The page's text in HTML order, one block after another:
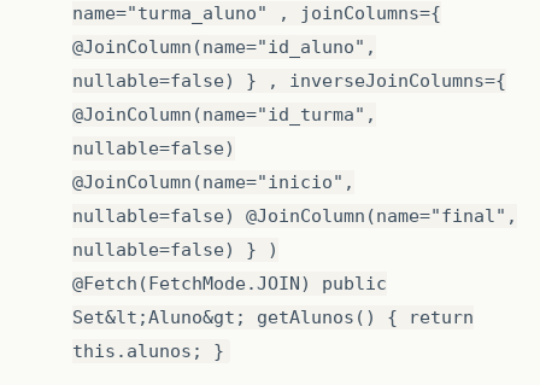
name="turma_aluno" , joinColumns={
@JoinColumn(name="id_aluno",
nullable=false) } , inverseJoinColumns={
@JoinColumn(name="id_turma",
nullable=false)
@JoinColumn(name="inicio",
nullable=false) @JoinColumn(name="final",
nullable=false) } )
@Fetch(FetchMode.JOIN) public
Set&lt;Aluno&gt; getAlunos() { return
this.alunos; }